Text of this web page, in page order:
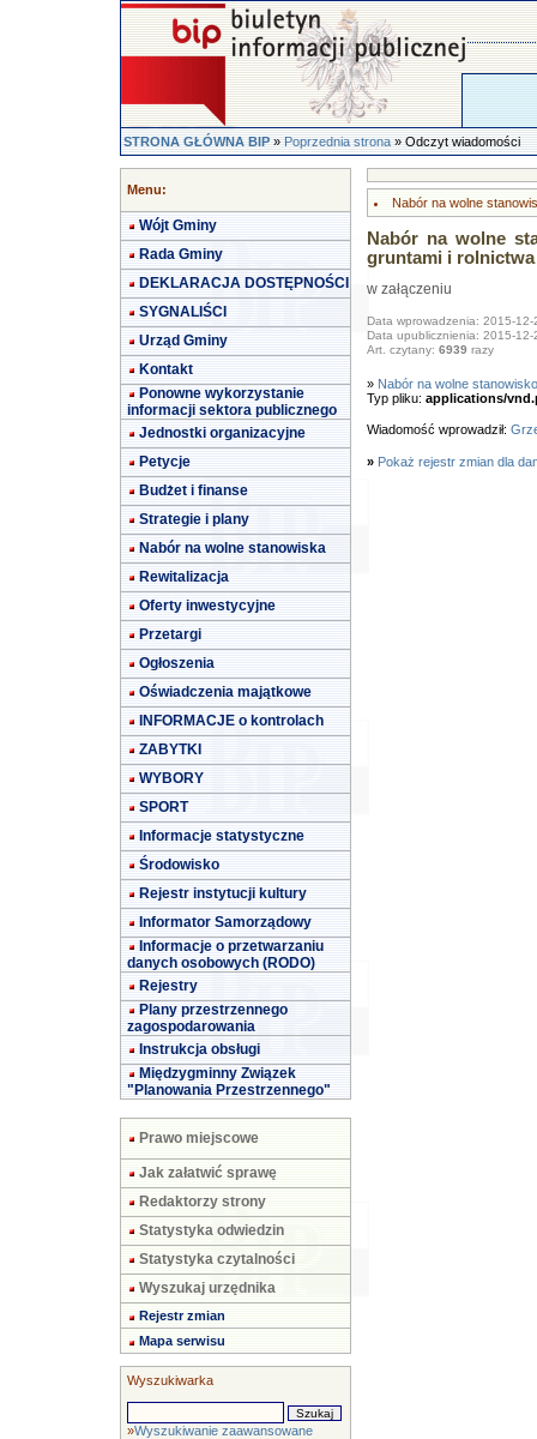
STRONA GŁÓWNA BIP»Poprzednia strona» Odczyt wiadomości
Menu:
Wójt Gminy
Rada Gminy
DEKLARACJA DOSTĘPNOŚCI
SYGNALIŚCI
Urząd Gminy
Kontakt
Ponowne wykorzystanie
informacji sektora publicznego
Jednostki organizacyjne
Petycje
Budżet i finanse
Strategie i plany
Nabór na wolne stanowiska
Rewitalizacja
Oferty inwestycyjne
Przetargi
Ogłoszenia
Oświadczenia majątkowe
INFORMACJE o kontrolach
ZABYTKI
WYBORY
SPORT
Informacje statystyczne
Środowisko
Rejestr instytucji kultury
Informator Samorządowy
Informacje o przetwarzaniu
danych osobowych (RODO)
Rejestry
Plany przestrzennego
zagospodarowania
Instrukcja obsługi
Międzygminny Związek
"Planowania Przestrzennego"
Prawo miejscowe
Jak załatwić sprawę
Redaktorzy strony
Statystyka odwiedzin
Statystyka czytalności
Wyszukaj urzędnika
Rejestr zmian
Mapa serwisu
Wyszukiwarka
»Wyszukiwanie zaawansowane
Nabór na wolne
Nabór na wolne
gruntami i rolnictwa
w załączeniu
Data wprowadzenia: 2015-12-
Data upublicznienia: 2015-12-
Art. czytany: 6939 razy
» Nabór na wolne
Typ pliku: applications/
Wiadomość wprowadził:
» Pokaż rejestr zmian dla